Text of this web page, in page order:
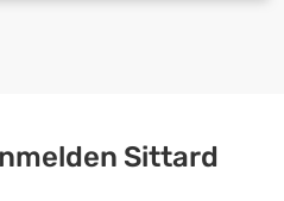
Sittard